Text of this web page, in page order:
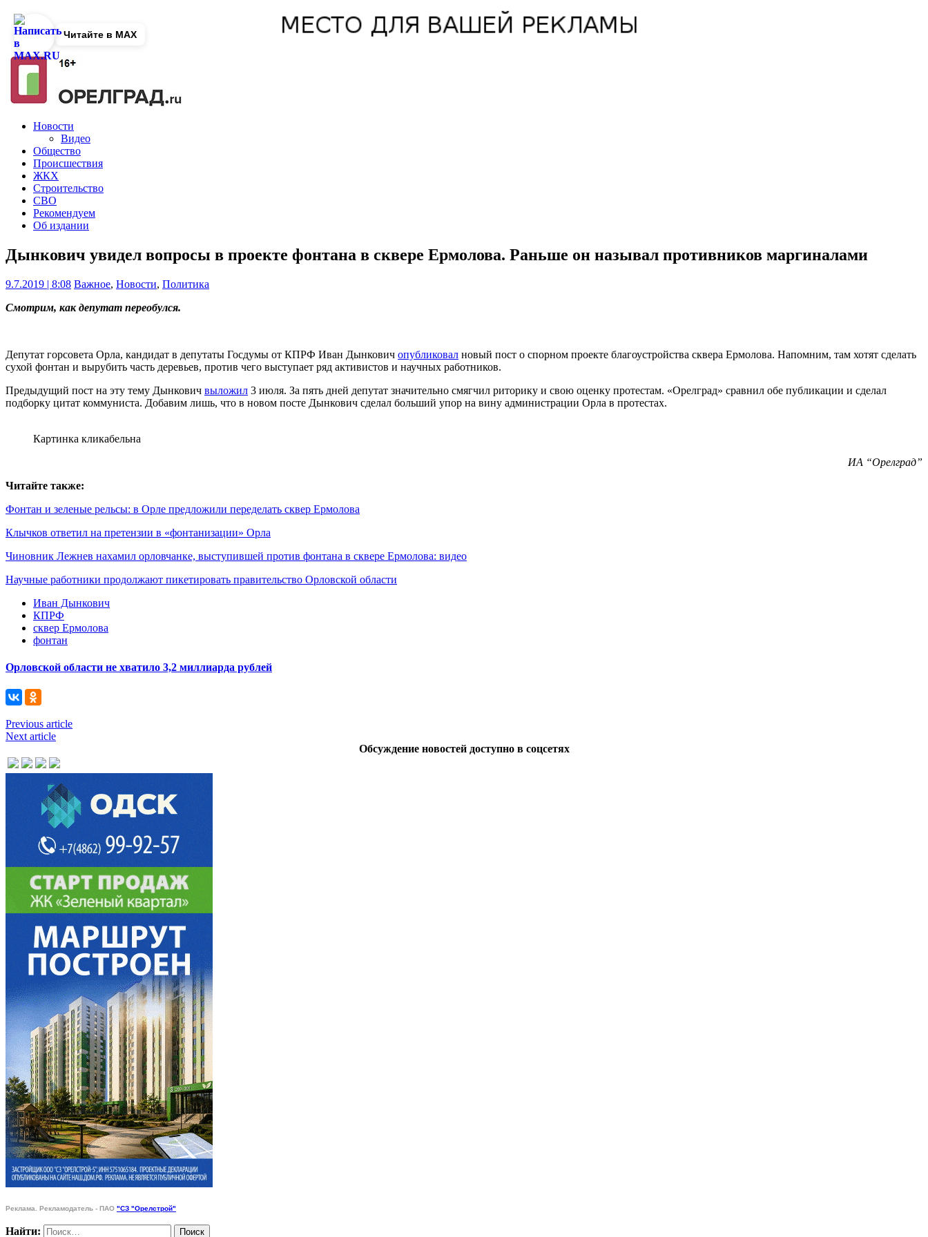
Новости
Видео
Общество
Происшествия
ЖКХ
Строительство
СВО
Рекомендуем
Об издании
Дынкович увидел вопросы в проекте фонтана в сквере Ермолова. Раньше он называл противников маргиналами
9.7.2019 | 8:08 Важное, Новости, Политика
Смотрим, как депутат переобулся.
Депутат горсовета Орла, кандидат в депутаты Госдумы от КПРФ Иван Дынкович опубликовал новый пост о спорном проекте благоустройства сквера Ермолова. Напомним, там хотят сделать
сухой фонтан и вырубить часть деревьев, против чего выступает ряд активистов и научных работников.
Предыдущий пост на эту тему Дынкович выложил 3 июля. За пять дней депутат значительно смягчил риторику и свою оценку протестам. «Орелград» сравнил обе публикации и сделал
подборку цитат коммуниста. Добавим лишь, что в новом посте Дынкович сделал больший упор на вину администрации Орла в протестах.
Картинка кликабельна
ИА “Орелград”
Читайте также:
Фонтан и зеленые рельсы: в Орле предложили переделать сквер Ермолова
Клычков ответил на претензии в «фонтанизации» Орла
Чиновник Лежнев нахамил орловчанке, выступившей против фонтана в сквере Ермолова: видео
Научные работники продолжают пикетировать правительство Орловской области
Иван Дынкович
КПРФ
сквер Ермолова
фонтан
Орловской области не хватило 3,2 миллиарда рублей
Previous article
Next article
Обсуждение новостей доступно в соцсетях
Реклама. Рекламодатель - ПАО "СЗ "Орелстрой"
Найти:
Читайте в MAX